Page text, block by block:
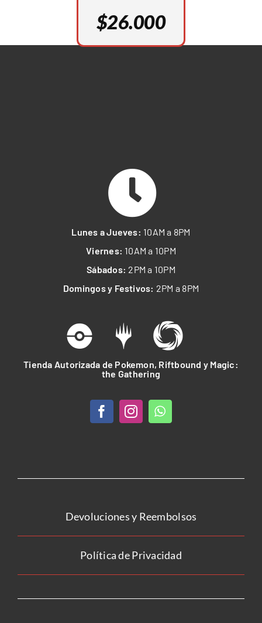
$26.000
Lunes a Jueves: 10AM a 8PM
Viernes: 10AM a 10PM
Sábados: 2PM a 10PM
Domingos y Festivos: 2PM a 8PM
Tienda Autorizada de Pokemon, Riftbound y Magic:
the Gathering
Devoluciones y Reembolsos
Política de Privacidad